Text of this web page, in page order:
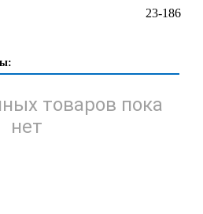
23-186
товаров пока
нет